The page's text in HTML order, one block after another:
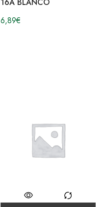
16A BLANCO
6,89€